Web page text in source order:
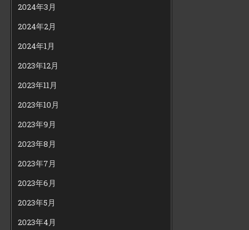
2024年3月
2024年2月
2024年1月
2023年12月
2023年11月
2023年10月
2023年9月
2023年8月
2023年7月
2023年6月
2023年5月
2023年4月